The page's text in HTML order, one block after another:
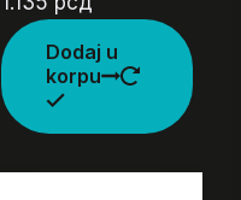
Dodaj u
korpu